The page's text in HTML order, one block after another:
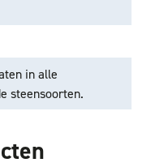
in alle
steensoorten.